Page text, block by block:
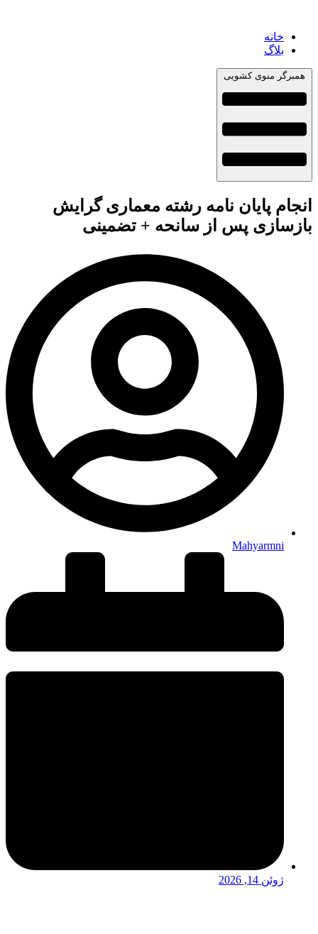
خانه
بلاگ
همبرگر منوی کشویی
انجام پایان نامه رشته معماری گرایش
بازسازی پس از سانحه + تضمینی
Mahyarmni
ژوئن 14, 2026